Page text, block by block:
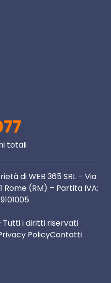
totali
di WEB 365 SRL – Via
Rome (RM) – Partita IVA:
i diritti riservati
PolicyContatti